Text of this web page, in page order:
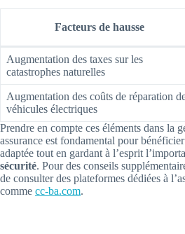
Facteurs de hausse
Augmentation des taxes sur les
catastrophes naturelles
Augmentation des coûts de réparation
véhicules électriques
Prendre en compte ces éléments dans la
assurance est fondamental pour
adaptée tout en gardant à l’esprit
sécurité. Pour des conseils
de consulter des plateformes dédiées à
comme cc-ba.com.